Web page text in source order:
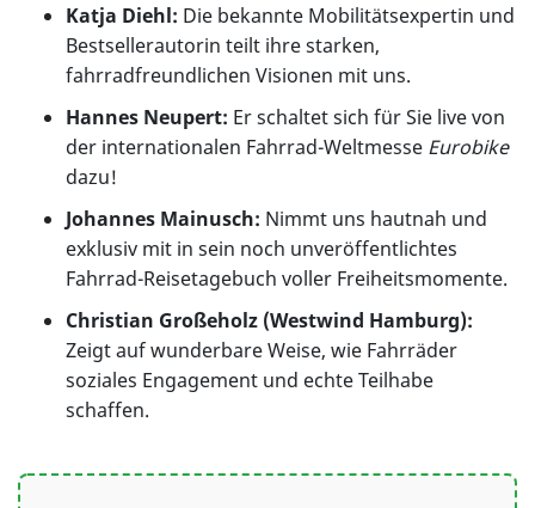
Katja Diehl: Die bekannte Mobilitätsexpertin und
Bestsellerautorin teilt ihre starken,
fahrradfreundlichen Visionen mit uns.
Hannes Neupert: Er schaltet sich für Sie live von
der internationalen Fahrrad-Weltmesse Eurobike
dazu!
Johannes Mainusch: Nimmt uns hautnah und
exklusiv mit in sein noch unveröffentlichtes
Fahrrad-Reisetagebuch voller Freiheitsmomente.
Christian Großeholz (Westwind Hamburg):
Zeigt auf wunderbare Weise, wie Fahrräder
soziales Engagement und echte Teilhabe
schaffen.